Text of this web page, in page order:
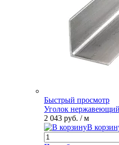
Быстрый просмотр
Уголок
2 043 руб. / м
В